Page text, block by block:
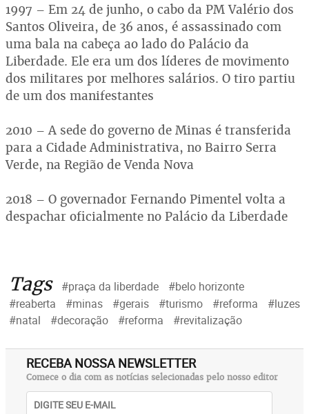
1997 – Em 24 de junho, o cabo da PM Valério dos
Santos Oliveira, de 36 anos, é assassinado com
uma bala na cabeça ao lado do Palácio da
Liberdade. Ele era um dos líderes de movimento
dos militares por melhores salários. O tiro partiu
de um dos manifestantes
2010 – A sede do governo de Minas é transferida
para a Cidade Administrativa, no Bairro Serra
Verde, na Região de Venda Nova
2018 – O governador Fernando Pimentel volta a
despachar oficialmente no Palácio da Liberdade
Tags #praça da liberdade
#belo horizonte
#reaberta
#minas #gerais #turismo #reforma
#luzes
#natal
#decoração #reforma #revitalização
RECEBA NOSSA NEWSLETTER
Comece o dia com as notícias selecionadas pelo nosso editor